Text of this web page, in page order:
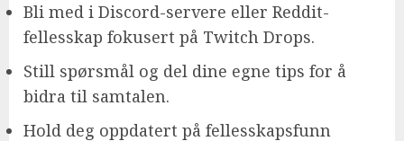
Bli med i Discord-servere eller Reddit-
fellesskap fokusert på Twitch Drops.
Still spørsmål og del dine egne tips for å
bidra til samtalen.
Hold deg oppdatert på fellesskapsfunn